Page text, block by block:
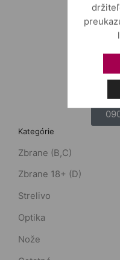
Kategórie
Zbrane (B,C)
Zbrane 18+ (D)
Strelivo
Optika
Nože